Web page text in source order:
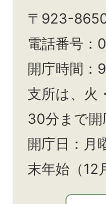
〒923-
電話番号：
開庁時間：
支所は、火
30分まで開
開庁日：月
末年始（12